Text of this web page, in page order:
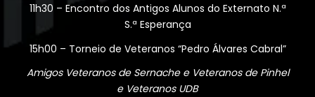
11h30 – Encontro dos Antigos Alunos do Externato N.ª
S.ª Esperança
15h00 – Torneio de Veteranos “Pedro Álvares Cabral”
Amigos Veteranos de Sernache e Veteranos de Pinhel
e Veteranos UDB